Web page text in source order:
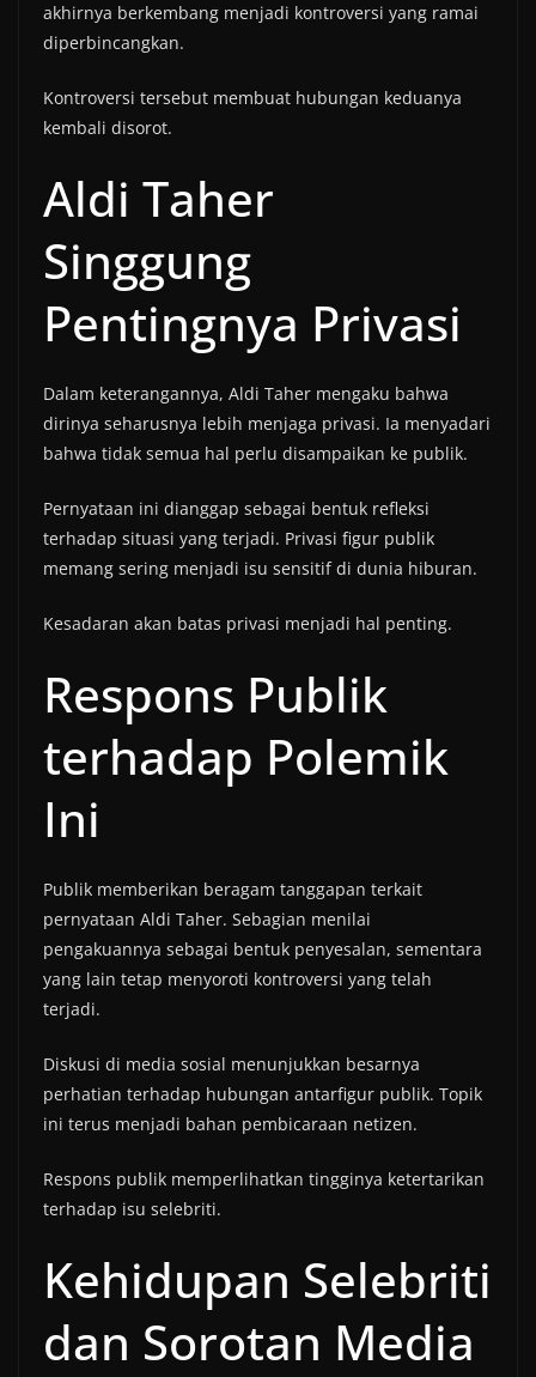
akhirnya berkembang menjadi kontroversi yang ramai
diperbincangkan.
Kontroversi tersebut membuat hubungan keduanya
kembali disorot.
Aldi Taher
Singgung
Pentingnya Privasi
Dalam keterangannya, Aldi Taher mengaku bahwa
dirinya seharusnya lebih menjaga privasi. Ia menyadari
bahwa tidak semua hal perlu disampaikan ke publik.
Pernyataan ini dianggap sebagai bentuk refleksi
terhadap situasi yang terjadi. Privasi figur publik
memang sering menjadi isu sensitif di dunia hiburan.
Kesadaran akan batas privasi menjadi hal penting.
Respons Publik
terhadap Polemik
Ini
Publik memberikan beragam tanggapan terkait
pernyataan Aldi Taher. Sebagian menilai
pengakuannya sebagai bentuk penyesalan, sementara
yang lain tetap menyoroti kontroversi yang telah
terjadi.
Diskusi di media sosial menunjukkan besarnya
perhatian terhadap hubungan antarfigur publik. Topik
ini terus menjadi bahan pembicaraan netizen.
Respons publik memperlihatkan tingginya ketertarikan
terhadap isu selebriti.
Kehidupan Selebriti
dan Sorotan Media